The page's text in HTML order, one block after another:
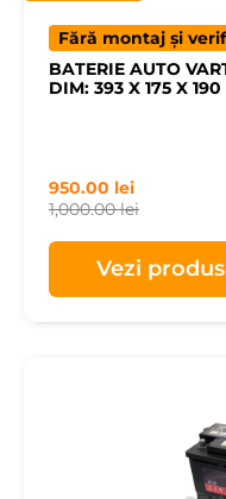
Fără montaj și
BATERIE AUTO
DIM: 393 X 175 X
1,000.00lei
950.00 lei
Vezi